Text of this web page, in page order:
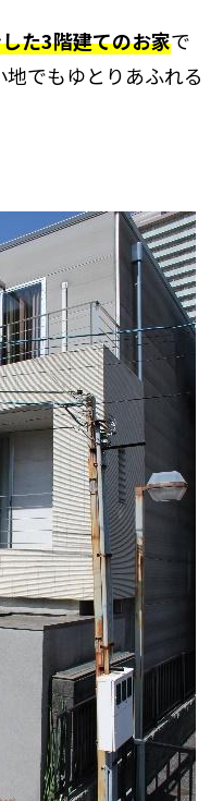
た3階建てのお家で
でもゆとりあふれる